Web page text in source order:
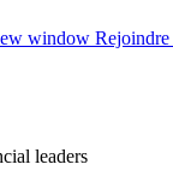
window
leaders